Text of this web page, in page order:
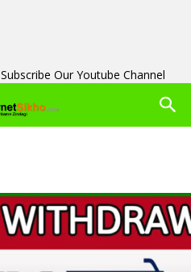
Subscribe Our Youtube Channel